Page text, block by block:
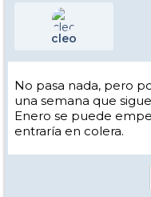
cleo
No pasa nada, pero
una semana que
Enero se puede
entraría en colera.